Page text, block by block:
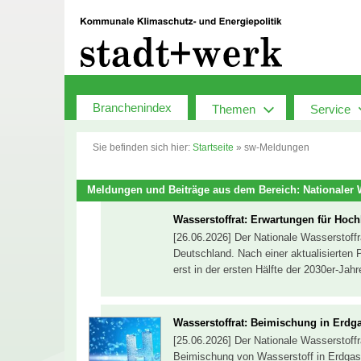
Branchenindex Themen Service
Sie befinden sich hier: Startseite » sw-Meldungen
Meldungen und Beiträge aus dem Bereich: Nationaler
Wasserstoffrat: Erwartungen für
[26.06.2026] Der Nationale
Deutschland. Nach einer aktualisierten
erst in der ersten Hälfte der 2030er-
Wasserstoffrat: Beimischung in
[25.06.2026] Der Nationale
Beimischung von Wasserstoff in